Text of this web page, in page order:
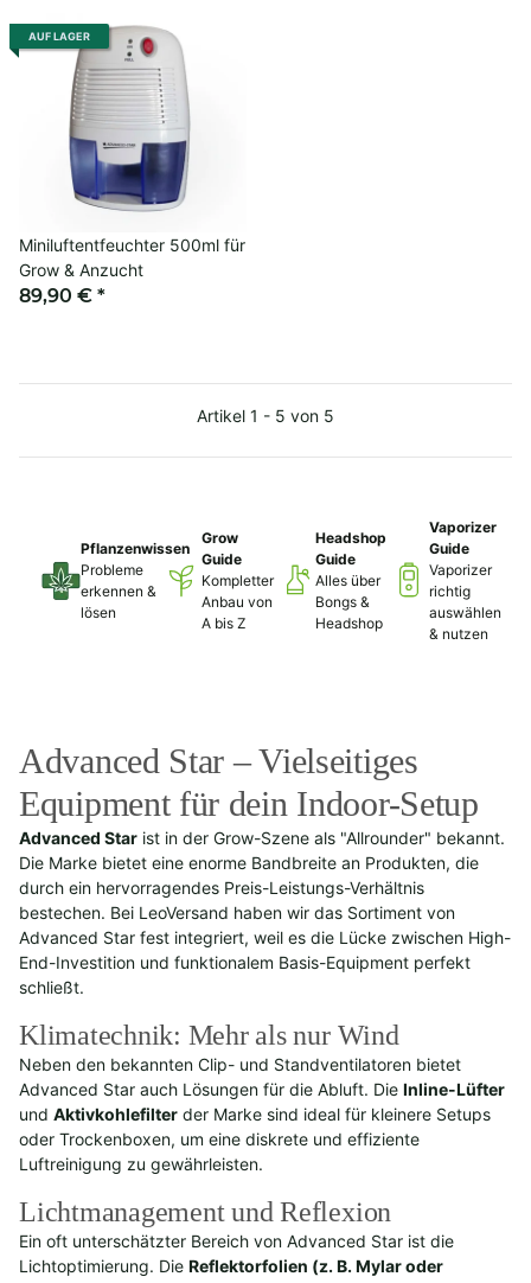
AUF LAGER
Miniluftentfeuchter 500ml für
Grow & Anzucht
89,90 € *
Artikel 1 - 5 von 5
Pflanzenwissen
Probleme
erkennen &
lösen
Grow
Guide
Kompletter
Anbau von
A bis Z
Headshop
Guide
Alles über
Bongs &
Headshop
Vaporizer
Guide
Vaporizer
richtig
auswählen
& nutzen
Advanced Star – Vielseitiges
Equipment für dein Indoor-Setup
Advanced Star ist in der Grow-Szene als "Allrounder" bekannt.
Die Marke bietet eine enorme Bandbreite an Produkten, die
durch ein hervorragendes Preis-Leistungs-Verhältnis
bestechen. Bei LeoVersand haben wir das Sortiment von
Advanced Star fest integriert, weil es die Lücke zwischen High-
End-Investition und funktionalem Basis-Equipment perfekt
schließt.
Klimatechnik: Mehr als nur Wind
Neben den bekannten Clip- und Standventilatoren bietet
Advanced Star auch Lösungen für die Abluft. Die Inline-Lüfter
und Aktivkohlefilter der Marke sind ideal für kleinere Setups
oder Trockenboxen, um eine diskrete und effiziente
Luftreinigung zu gewährleisten.
Lichtmanagement und Reflexion
Ein oft unterschätzter Bereich von Advanced Star ist die
Lichtoptimierung. Die Reflektorfolien (z. B. Mylar oder